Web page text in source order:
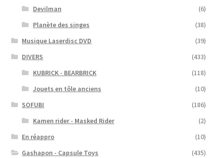
Devilman
(6)
Planète des singes
(38)
Musique Laserdisc DVD
(39)
DIVERS
(433)
KUBRICK - BEARBRICK
(118)
Jouets en tôle anciens
(10)
SOFUBI
(186)
Kamen rider - Masked Rider
(2)
En réappro
(10)
Gashapon - Capsule Toys
(435)